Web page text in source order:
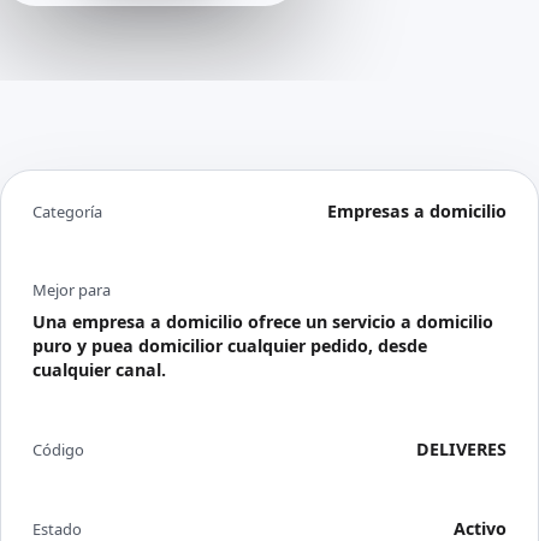
Categoría Empresas a domicilio
Mejor para
Una empresa a domicilio ofrece un servicio a domicilio
puro y puea domicilior cualquier pedido, desde
cualquier canal.
Código DELIVERES
Estado Activo